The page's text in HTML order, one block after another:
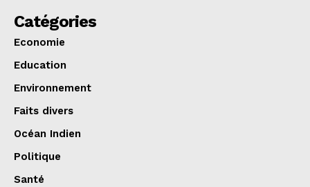
Catégories
Economie
Education
Environnement
Faits divers
Océan Indien
Politique
Santé